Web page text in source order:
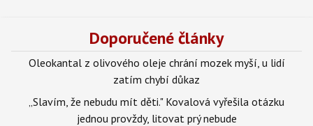
Doporučené články
Oleokantal z olivového oleje chrání mozek myší, u lidí
zatím chybí důkaz
„Slavím, že nebudu mít děti." Kovalová vyřešila otázku
jednou provždy, litovat prý nebude